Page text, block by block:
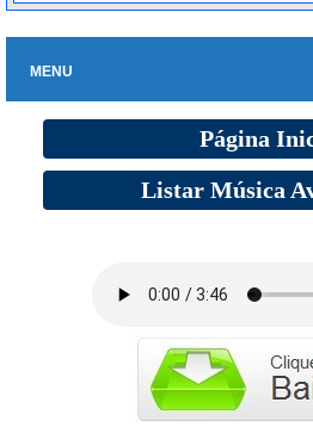
MENU
Página
Listar Música